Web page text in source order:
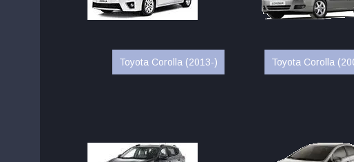
Toyota Corolla (2013-) Toyota Corolla